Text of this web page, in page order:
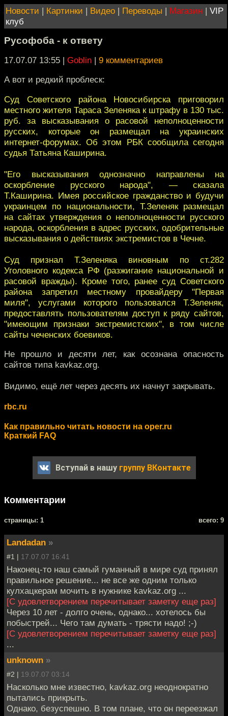
Новости | Картинки | Видео | Переводы | Магазин | VIP
клуб
Русофоба - к ответу
17.07.07 13:55 | Goblin | 9 комментариев
А вот и редкий проблеск:
Суд Советского района Новосибирска приговорил
местного жителя Тараса Зеленяка к штрафу в 130 тыс.
руб. за высказывания о расовой неполноценности
русских, которые он размещал на украинских
интернет-форумах. Об этом РБК сообщила сегодня
судья Татьяна Каширина.
"Его высказывания однозначно направлены на
оскорбление русского народа", — сказала
Т.Каширина. Имея российское гражданство и будучи
украинцем по национальности, Т.Зеленяк размещал
на сайтах утверждения о неполноценности русского
народа, оскорбления в адрес русских, одобрительные
высказывания о действиях экстремистов в Чечне.
Суд признал Т.Зеленяка виновным по ст.282
Уголовного кодекса РФ (разжигание национальной и
расовой вражды). Кроме того, ранее суд Советского
района запретил местному провайдеру "Первая
миля", услугами которого пользовался Т.Зеленяк,
предоставлять пользователям доступ к ряду сайтов,
"имеющим признаки экстремистских", в том числе
сайты чеченских боевиков.
Не прошло и десяти лет, как осознана опасность
сайтов типа kavkaz.org.
Видимо, ещё лет через десять их начнут закрывать.
rbc.ru
Как правильно читать новости на oper.ru
Краткий FAQ
Вступай в нашу группу ВКонтакте
Комментарии
cтраницы: 1 всего: 9
Landadan »
#1 | 17.07.07 16:41
Наконец-то наш самый гуманный в мире суд принял
правильное решение... не все же одним только
кулхацкерам мочить в нужнике kavkaz.org ...
[С удовлетворением перечитывает заметку еще раз]
Через 10 лет - долго очень, однако... хотелось бы
побыстрей... Чего там думать - трясти надо! ;-)
[С удовлетворением перечитывает заметку еще раз]
...
unknown »
#2 | 19.07.07 03:14
Насколько мне известно, kavkaz.org неоднократно
пытались прикрыть.
Однако, безуспешно. В том плане, что он переезжал